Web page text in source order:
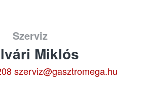
Szerviz
Miklós
szerviz@gasztromega.hu